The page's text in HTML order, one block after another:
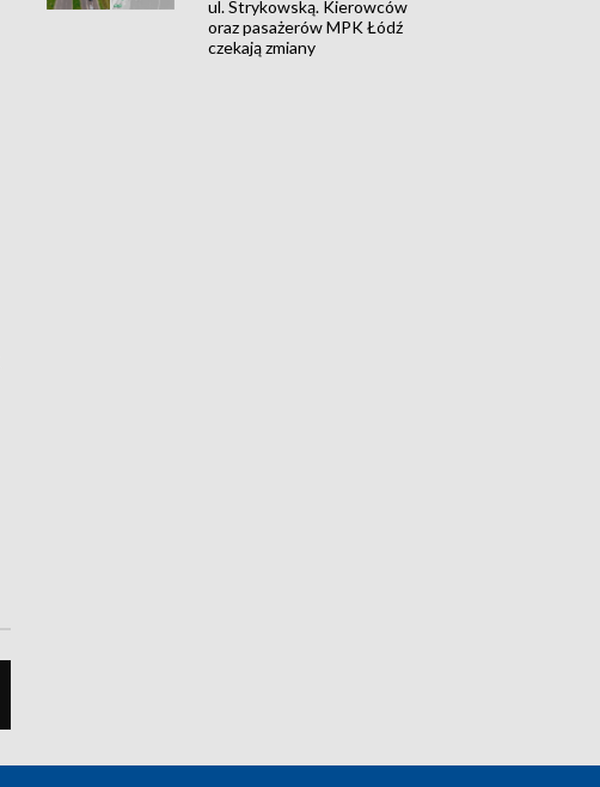
ul. Strykowską. Kierowców
oraz pasażerów MPK Łódź
czekają zmiany